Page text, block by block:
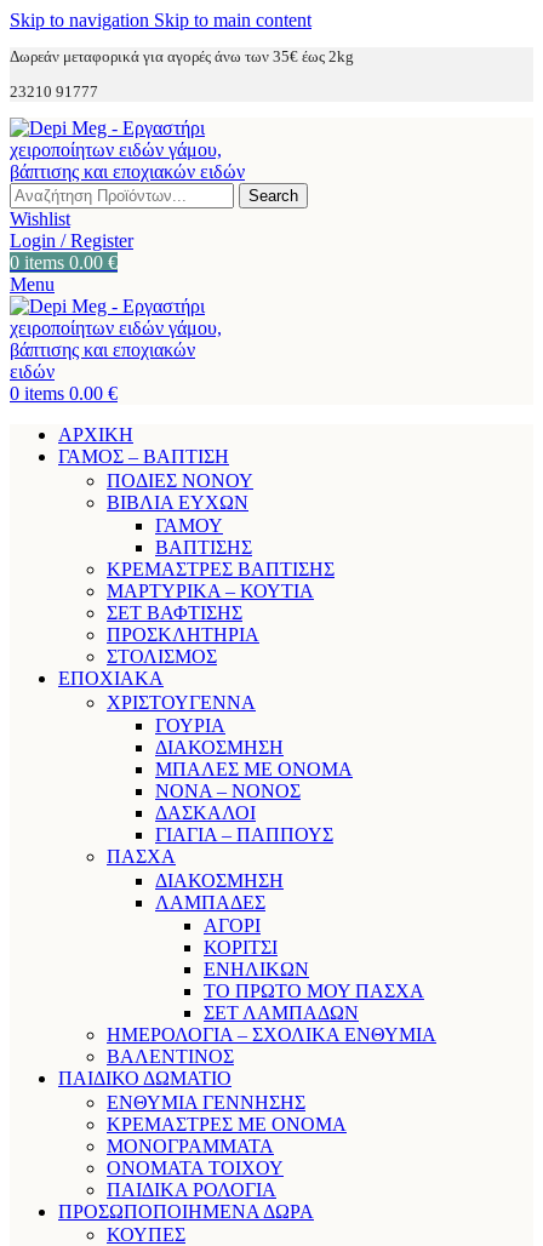
Skip to navigation Skip to main content
Δωρεάν μεταφορικά για αγορές άνω των 35€ έως 2kg
23210 91777
Search
Wishlist
Login / Register
0 items 0.00 €
Menu
0 items 0.00 €
ΑΡΧΙΚΗ
ΓΑΜΟΣ – ΒΑΠΤΙΣΗ
ΠΟΔΙΕΣ ΝΟΝΟΥ
ΒΙΒΛΙΑ ΕΥΧΩΝ
ΓΑΜΟΥ
ΒΑΠΤΙΣΗΣ
ΚΡΕΜΑΣΤΡΕΣ ΒΑΠΤΙΣΗΣ
ΜΑΡΤΥΡΙΚΑ – ΚΟΥΤΙΑ
ΣΕΤ ΒΑΦΤΙΣΗΣ
ΠΡΟΣΚΛΗΤΗΡΙΑ
ΣΤΟΛΙΣΜΟΣ
ΕΠΟΧΙΑΚΑ
ΧΡΙΣΤΟΥΓΕΝΝΑ
ΓΟΥΡΙΑ
ΔΙΑΚΟΣΜΗΣΗ
ΜΠΑΛΕΣ ΜΕ ΟΝΟΜΑ
ΝΟΝΑ – ΝΟΝΟΣ
ΔΑΣΚΑΛΟΙ
ΓΙΑΓΙΑ – ΠΑΠΠΟΥΣ
ΠΑΣΧΑ
ΔΙΑΚΟΣΜΗΣΗ
ΛΑΜΠΑΔΕΣ
ΑΓΟΡΙ
ΚΟΡΙΤΣΙ
ΕΝΗΛΙΚΩΝ
ΤΟ ΠΡΩΤΟ ΜΟΥ ΠΑΣΧΑ
ΣΕΤ ΛΑΜΠΑΔΩΝ
ΗΜΕΡΟΛΟΓΙΑ – ΣΧΟΛΙΚΑ ΕΝΘΥΜΙΑ
ΒΑΛΕΝΤΙΝΟΣ
ΠΑΙΔΙΚΟ ΔΩΜΑΤΙΟ
ΕΝΘΥΜΙΑ ΓΕΝΝΗΣΗΣ
ΚΡΕΜΑΣΤΡΕΣ ΜΕ ΟΝΟΜΑ
ΜΟΝΟΓΡΑΜΜΑΤΑ
ΟΝΟΜΑΤΑ ΤΟΙΧΟΥ
ΠΑΙΔΙΚΑ ΡΟΛΟΓΙΑ
ΠΡΟΣΩΠΟΠΟΙΗΜΕΝΑ ΔΩΡΑ
ΚΟΥΠΕΣ